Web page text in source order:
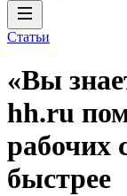
Статьи
«Вы
hh.ru
рабочих
быстрее